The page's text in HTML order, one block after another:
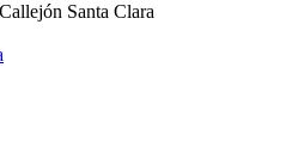
Santa Clara